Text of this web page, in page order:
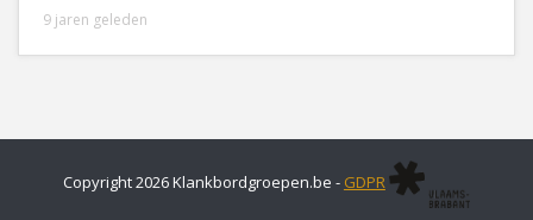
9 jaren geleden
Copyright 2026 Klankbordgroepen.be - GDPR